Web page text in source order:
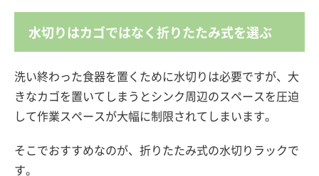
水切りはカゴではなく折りたたみ式を選ぶ
洗い終わった食器を置くために水切りは必要ですが、大
きなカゴを置いてしまうとシンク周辺のスペースを圧迫
して作業スペースが大幅に制限されてしまいます。
そこでおすすめなのが、折りたたみ式の水切りラックで
す。